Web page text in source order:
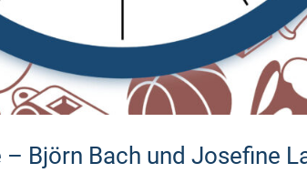
Björn Bach und Josefine